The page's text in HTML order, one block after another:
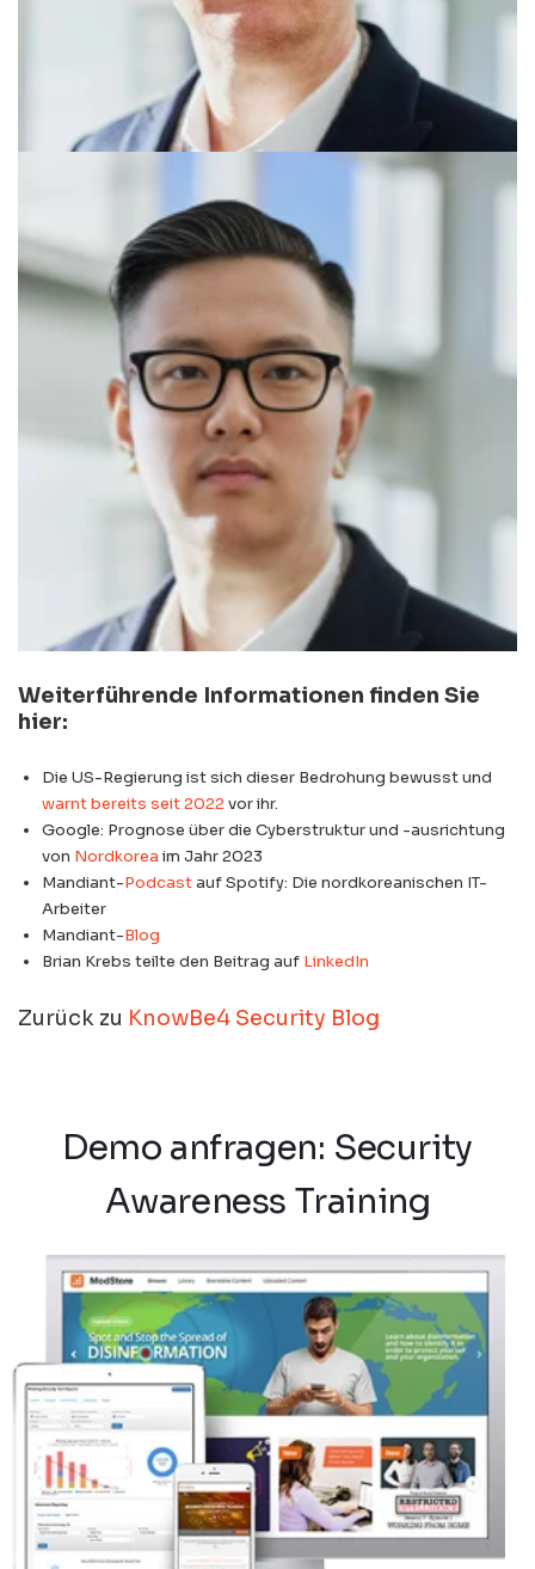
Weiterführende Informationen finden Sie
hier:
Die US-Regierung ist sich dieser Bedrohung bewusst und
warnt bereits seit 2022vor ihr.
Google: Prognose über die Cyberstruktur und -ausrichtung
von Nordkorea im Jahr 2023
Mandiant-Podcastauf Spotify: Die nordkoreanischen IT-
Arbeiter
Mandiant-Blog
Brian Krebs teilte den Beitrag auf LinkedIn
Zurück zu KnowBe4 Security Blog
Demo anfragen: Security
Awareness Training